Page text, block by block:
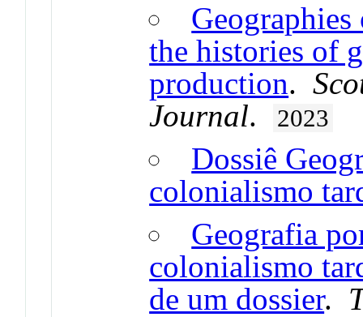
the histories of
production.
Journal. 2023
Dossiê
colonialismo
Geografia
colonialismo
de um dossier.